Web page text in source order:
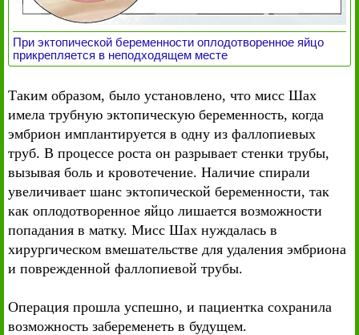
При эктопической беременности оплодотворенное яйцо
прикрепляется в неподходящем месте
Таким образом, было установлено, что мисс Шах
имела трубную эктопическую беременность, когда
эмбрион имплантируется в одну из фаллопиевых
труб. В процессе роста он разрывает стенки трубы,
вызывая боль и кровотечение. Наличие спирали
увеличивает шанс эктопической беременности, так
как оплодотворенное яйцо лишается возможности
попадания в матку. Мисс Шах нуждалась в
хирургическом вмешательстве для удаления эмбриона
и поврежденной фаллопиевой трубы.
Операция прошла успешно, и пациентка сохранила
возможность забеременеть в будущем.